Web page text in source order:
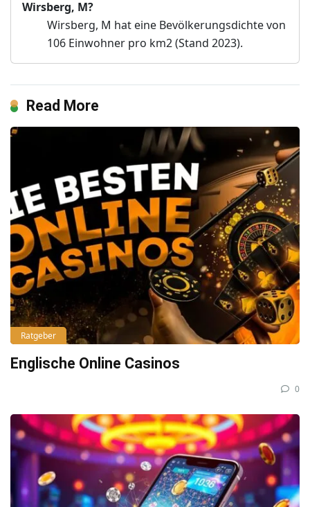
Wirsberg, M?
Wirsberg, M hat eine Bevölkerungsdichte von
106 Einwohner pro km2 (Stand 2023).
Read More
Ratgeber
Englische Online Casinos
0